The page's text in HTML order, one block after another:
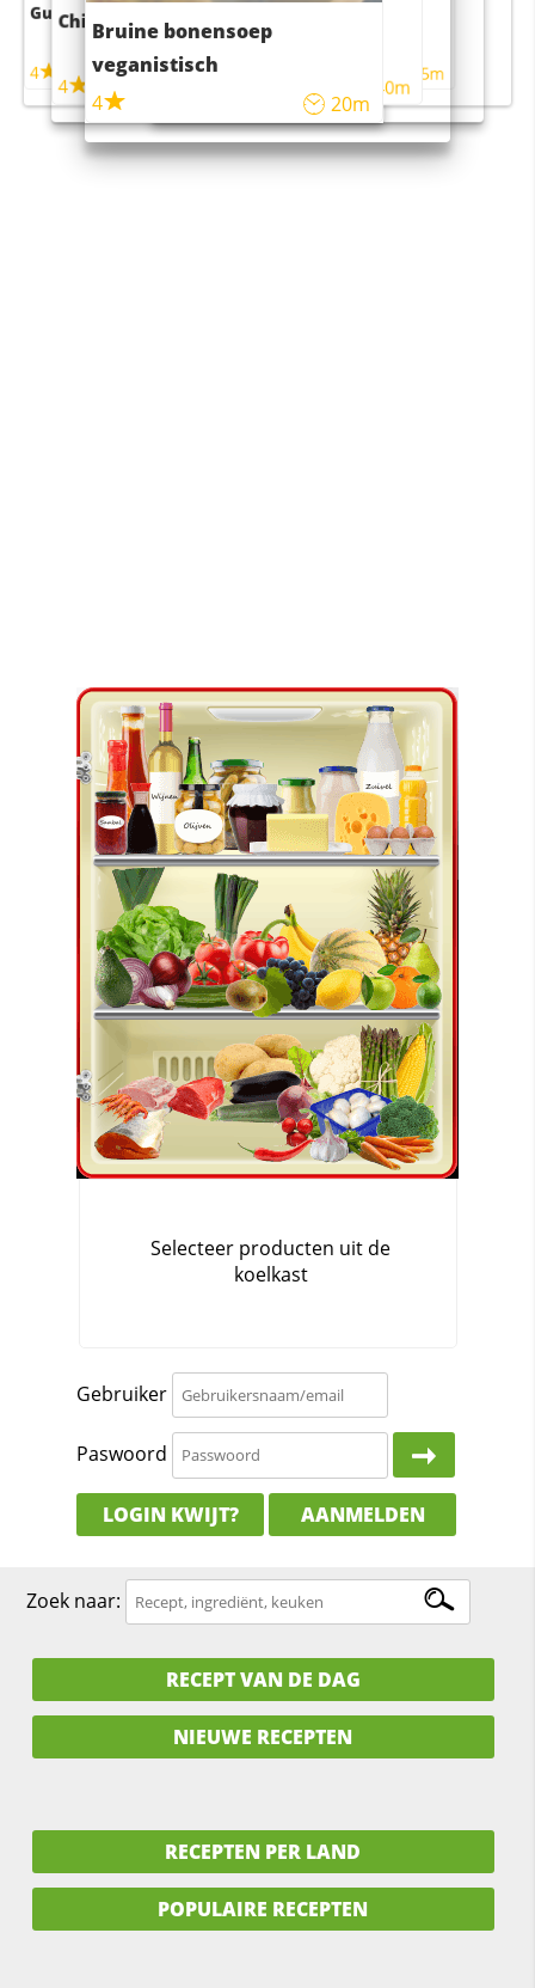
Gebruiker
Paswoord
LOGIN KWIJT? AANMELDEN
Guacamole
4
Chili con carne
4 45m
Bruine bonensoep
veganistisch
4
20m
Sushi rijstsalade
maaltijdsalade
40m
4 55m
Zoek naar:
RECEPT VAN DE DAG
NIEUWE RECEPTEN
RECEPTEN PER LAND
POPULAIRE RECEPTEN